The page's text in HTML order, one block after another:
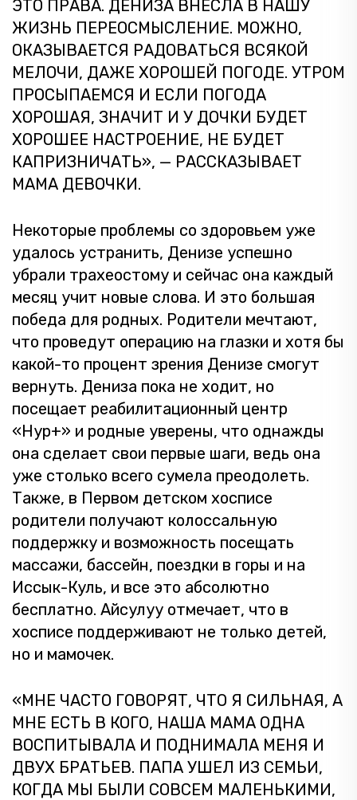
ЭТО ПРАВА. ДЕНИЗА ВНЕСЛА В НАШУ
ЖИЗНЬ ПЕРЕОСМЫСЛЕНИЕ. МОЖНО,
ОКАЗЫВАЕТСЯ РАДОВАТЬСЯ ВСЯКОЙ
МЕЛОЧИ, ДАЖЕ ХОРОШЕЙ ПОГОДЕ. УТРОМ
ПРОСЫПАЕМСЯ И ЕСЛИ ПОГОДА
ХОРОШАЯ, ЗНАЧИТ И У ДОЧКИ БУДЕТ
ХОРОШЕЕ НАСТРОЕНИЕ, НЕ БУДЕТ
КАПРИЗНИЧАТЬ», — РАССКАЗЫВАЕТ
МАМА ДЕВОЧКИ.
Некоторые проблемы со здоровьем уже
удалось устранить, Денизе успешно
убрали трахеостому и сейчас она каждый
месяц учит новые слова. И это большая
победа для родных. Родители мечтают,
что проведут операцию на глазки и хотя бы
какой-то процент зрения Денизе смогут
вернуть. Дениза пока не ходит, но
посещает реабилитационный центр
«Нур+» и родные уверены, что однажды
она сделает свои первые шаги, ведь она
уже столько всего сумела преодолеть.
Также, в Первом детском хосписе
родители получают колоссальную
поддержку и возможность посещать
массажи, бассейн, поездки в горы и на
Иссык-Куль, и все это абсолютно
бесплатно. Айсулуу отмечает, что в
хосписе поддерживают не только детей,
но и мамочек.
«МНЕ ЧАСТО ГОВОРЯТ, ЧТО Я СИЛЬНАЯ, А
МНЕ ЕСТЬ В КОГО, НАША МАМА ОДНА
ВОСПИТЫВАЛА И ПОДНИМАЛА МЕНЯ И
ДВУХ БРАТЬЕВ. ПАПА УШЕЛ ИЗ СЕМЬИ,
КОГДА МЫ БЫЛИ СОВСЕМ МАЛЕНЬКИМИ,